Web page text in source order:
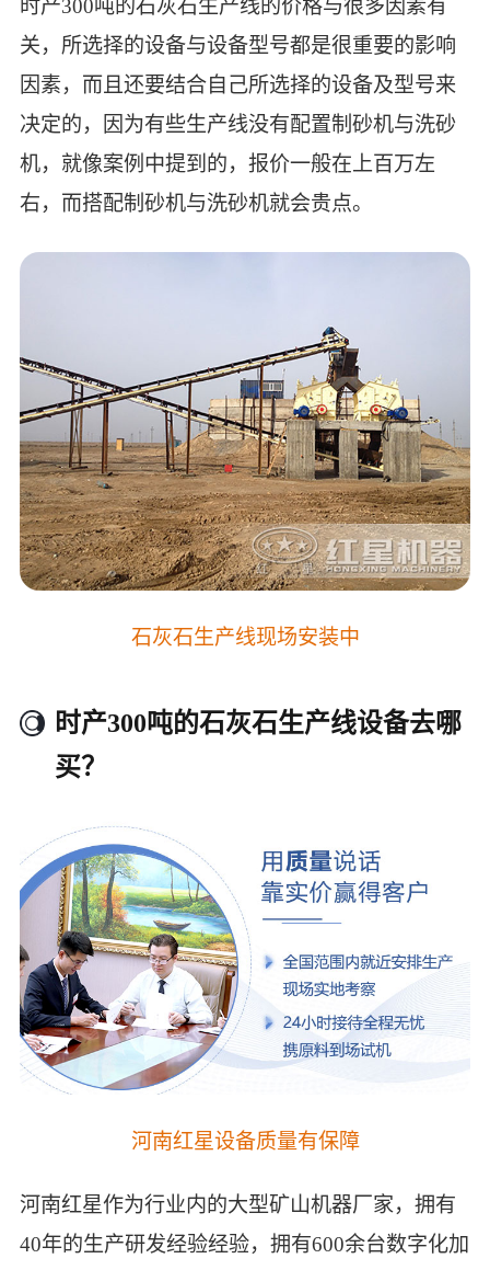
时产300吨的石灰石生产线的价格与很多因素有
关，所选择的设备与设备型号都是很重要的影响
因素，而且还要结合自己所选择的设备及型号来
决定的，因为有些生产线没有配置制砂机与洗砂
机，就像案例中提到的，报价一般在上百万左
右，而搭配制砂机与洗砂机就会贵点。
石灰石生产线现场安装中
时产300吨的石灰石生产线设备去哪
买？
河南红星设备质量有保障
河南红星作为行业内的大型矿山机器厂家，拥有
40年的生产研发经验经验，拥有600余台数字化加